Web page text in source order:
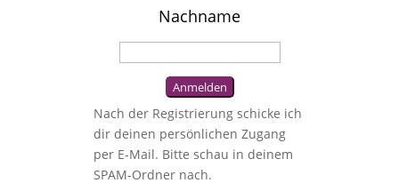
Nachname
Nach der Registrierung schicke ich
dir deinen persönlichen Zugang
per E-Mail. Bitte schau in deinem
SPAM-Ordner nach.